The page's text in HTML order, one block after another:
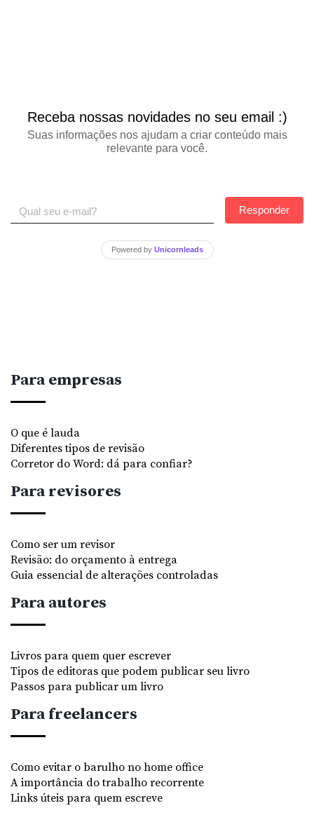
Receba nossas novidades no seu email :)
Suas informações nos ajudam a criar conteúdo mais
relevante para você.
Responder
Powered by Unicornleads
Para empresas
O que é lauda
Diferentes tipos de revisão
Corretor do Word: dá para confiar?
Para revisores
Como ser um revisor
Revisão: do orçamento à entrega
Guia essencial de alterações controladas
Para autores
Livros para quem quer escrever
Tipos de editoras que podem publicar seu livro
Passos para publicar um livro
Para freelancers
Como evitar o barulho no home office
A importância do trabalho recorrente
Links úteis para quem escreve